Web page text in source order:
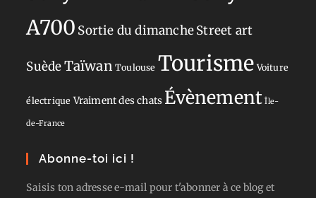
A700 Sortie du dimancheStreet art
SuèdeTaïwan Toulouse Tourisme Voiture
électrique Vraiment des chats Évènement Île-
de-France
Abonne-toi ici !
Saisis ton adresse e-mail pour t'abonner à ce blog et